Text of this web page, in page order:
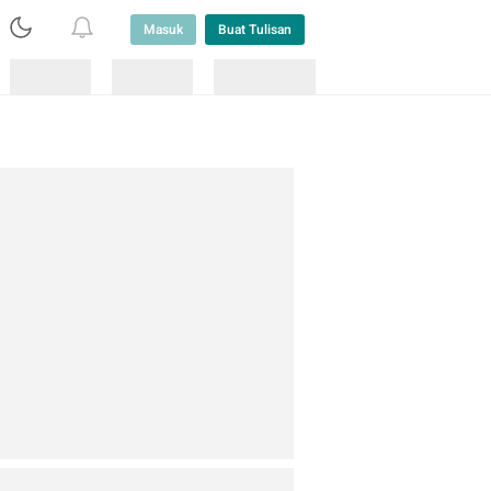
Masuk Buat Tulisan